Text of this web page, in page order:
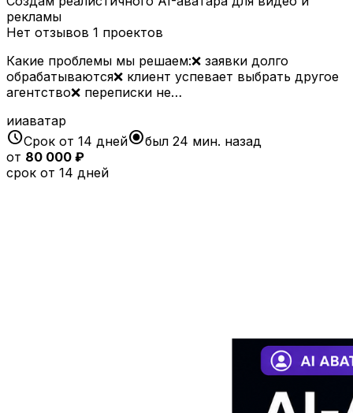
рекламы
Нет отзывов 1 проектов
Какие проблемы мы решаем:❌ заявки долго
обрабатываются❌ клиент успевает выбрать другое
агентство❌ переписки не…
ииаватар
scheduleСрок от 14 днейradio_button_checkedбыл 24 мин. назад
от 80 000 ₽
срок от 14 дней